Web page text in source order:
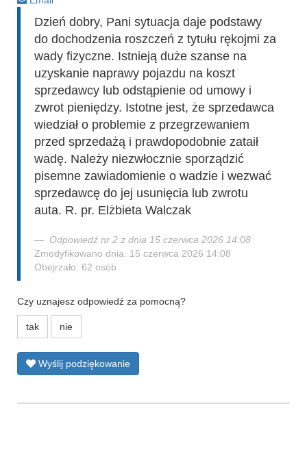
Dzień dobry, Pani sytuacja daje podstawy
do dochodzenia roszczeń z tytułu rękojmi za
wady fizyczne. Istnieją duże szanse na
uzyskanie naprawy pojazdu na koszt
sprzedawcy lub odstąpienie od umowy i
zwrot pieniędzy. Istotne jest, że sprzedawca
wiedział o problemie z przegrzewaniem
przed sprzedażą i prawdopodobnie zataił
wadę. Należy niezwłocznie sporządzić
pisemne zawiadomienie o wadzie i wezwać
sprzedawcę do jej usunięcia lub zwrotu
auta. R. pr. Elżbieta Walczak
Odpowiedź nr 2 z dnia 15 czerwca 2026 14:08
Zmodyfikowano dnia: 15 czerwca 2026 14:08
Obejrzało: 62 osób
Czy uznajesz odpowiedź za pomocną?
tak nie
Wyślij podziękowanie